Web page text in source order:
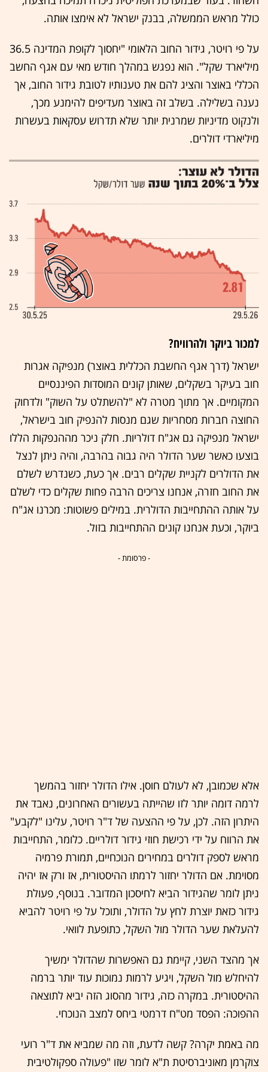
כולל מראש הממשלה, בבנק ישראל לא אימצו אותה.
על פי רויטר, גידור החוב הלאומי "יחסוך לקופת המדינה 36.5
מיליארד שקל". הוא נפגש במהלך חודש מאי עם אגף החשב
הכללי באוצר והציג להם את טענותיו לטובת גידור החוב, אך
נענה בשלילה. בשלב זה באוצר מעדיפים להימנע מכך,
ולנקוט מדיניות שמרנית יותר שלא תדרוש עסקאות בעשרות
מיליארדי דולרים.
למכור ביוקר ולהרוויח?
ישראל (דרך אגף החשבת הכללית באוצר) מנפיקה אגרות
חוב בעיקר בשקלים, שאותן קונים המוסדות הפיננסיים
המקומיים. אך מתוך מטרה לא "להשתלט על השוק" ולדחוק
החוצה חברות מסחריות שגם מנסות להנפיק חוב בישראל,
ישראל מנפיקה גם אג"ח דולריות. חלק ניכר מההנפקות הללו
בוצעו כאשר שער הדולר היה גבוה בהרבה, והיה ניתן לנצל
את הדולרים לקניית שקלים רבים. אך כעת, כשנדרש לשלם
את החוב חזרה, אנחנו צריכים הרבה פחות שקלים כדי לשלם
על אותה ההתחייבות הדולרית. במילים פשוטות: מכרנו אג"ח
ביוקר, וכעת אנחנו קונים ההתחייבות בזול.
- פרסומת -
אלא שכמובן, לא לעולם חוסן. אילו הדולר יחזור בהמשך
לרמה דומה יותר לזו שהייתה בעשורים האחרונים, נאבד את
היתרון הזה. לכן, על פי ההצעה של ד"ר רויטר, עלינו "לקבע"
את הרווח על ידי רכישת חוזי גידור דולריים. כלומר, התחייבות
מראש לספק דולרים במחירים הנוכחיים, תמורת פרמיה
מסוימת. אם הדולר יחזור לרמתו ההיסטורית, אז ורק אז יהיה
ניתן לומר שהגידור הביא לחיסכון המדובר. בנוסף, פעולת
גידור כזאת יוצרת לחץ על הדולר, ותוכל על פי רויטר להביא
להעלאת שער הדולר מול השקל, כתופעת לוואי.
אך מהצד השני, קיימת גם האפשרות שהדולר ימשיך
להיחלש מול השקל, ויגיע לרמות נמוכות עוד יותר ברמה
ההיסטורית. במקרה כזה, גידור מהסוג הזה יביא לתוצאה
ההפוכה: הפסד מט"ח דרמטי ביחס למצב הנוכחי.
מה באמת יקרה? קשה לדעת, וזה מה שמביא את ד"ר רועי
צוקרמן מאוניברסיטת ת"א לומר שזו "פעולה ספקולטיבית